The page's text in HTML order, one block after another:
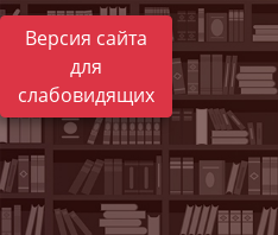
Версия сайта
для
слабовидящих